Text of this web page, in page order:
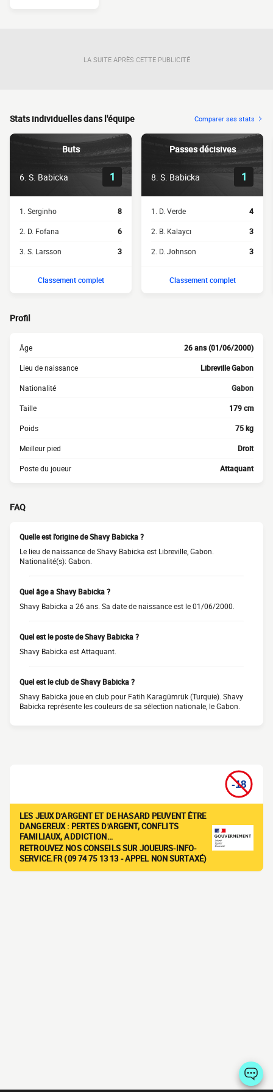
LA SUITE APRÈS CETTE PUBLICITÉ
Stats individuelles dans l'équipe Comparer ses stats
Buts
6. S. Babicka 1
1. Serginho 8
2. D. Fofana 6
3. S. Larsson 3
Classement complet
Passes décisives
8. S. Babicka 1
1. D. Verde 4
2. B. Kalaycı 3
2. D. Johnson 3
Classement complet
Profil
Âge 26 ans (01/06/2000)
Lieu de naissance Libreville Gabon
Nationalité Gabon
Taille 179 cm
Poids 75 kg
Meilleur pied Droit
Poste du joueur Attaquant
FAQ
Quelle est l'origine de Shavy Babicka ?
Le lieu de naissance de Shavy Babicka est Libreville, Gabon.
Nationalité(s): Gabon.
Quel âge a Shavy Babicka ?
Shavy Babicka a 26 ans. Sa date de naissance est le 01/06/2000.
Quel est le poste de Shavy Babicka ?
Shavy Babicka est Attaquant.
Quel est le club de Shavy Babicka ?
Shavy Babicka joue en club pour Fatih Karagümrük (Turquie). Shavy
Babicka représente les couleurs de sa sélection nationale, le Gabon.
LES JEUX D'ARGENT ET DE HASARD PEUVENT ÊTRE
DANGEREUX : PERTES D'ARGENT, CONFLITS
FAMILIAUX, ADDICTION…
RETROUVEZ NOS CONSEILS SUR JOUEURS-INFO-
SERVICE.FR (09 74 75 13 13 - APPEL NON SURTAXÉ)